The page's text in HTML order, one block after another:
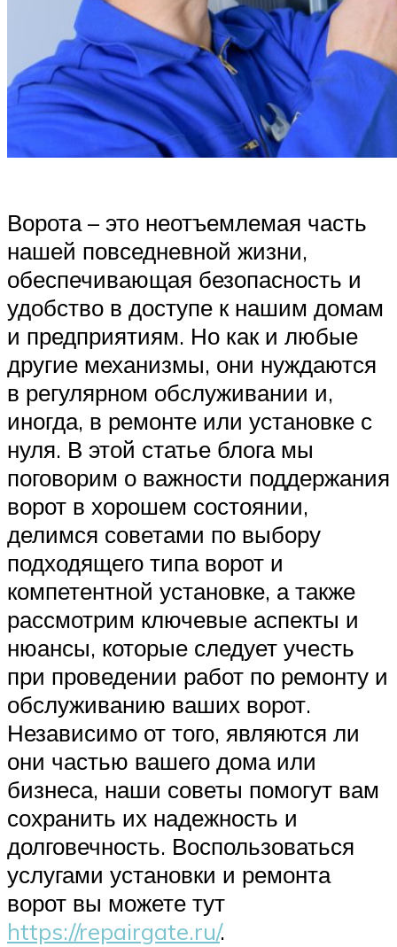
Ворота – это неотъемлемая часть
нашей повседневной жизни,
обеспечивающая безопасность и
удобство в доступе к нашим домам
и предприятиям. Но как и любые
другие механизмы, они нуждаются
в регулярном обслуживании и,
иногда, в ремонте или установке с
нуля. В этой статье блога мы
поговорим о важности поддержания
ворот в хорошем состоянии,
делимся советами по выбору
подходящего типа ворот и
компетентной установке, а также
рассмотрим ключевые аспекты и
нюансы, которые следует учесть
при проведении работ по ремонту и
обслуживанию ваших ворот.
Независимо от того, являются ли
они частью вашего дома или
бизнеса, наши советы помогут вам
сохранить их надежность и
долговечность. Воспользоваться
услугами установки и ремонта
ворот вы можете тут
https://repairgate.ru/.